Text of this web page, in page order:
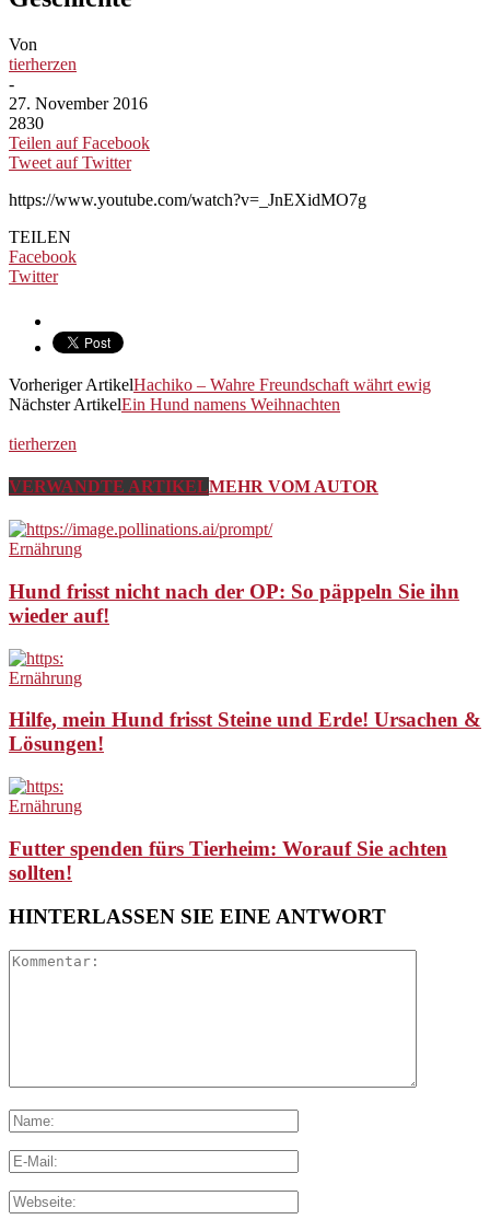
Von
tierherzen
-
27. November 2016
2830
Teilen auf Facebook
Tweet auf Twitter
https://www.youtube.com/watch?v=_JnEXidMO7g
TEILEN
Facebook
Twitter
Vorheriger ArtikelHachiko – Wahre Freundschaft währt ewig
Nächster ArtikelEin Hund namens Weihnachten
tierherzen
VERWANDTE ARTIKELMEHR VOM AUTOR
Ernährung
Hund frisst nicht nach der OP: So päppeln Sie ihn
wieder auf!
Ernährung
Hilfe, mein Hund frisst Steine und Erde! Ursachen &
Lösungen!
Ernährung
Futter spenden fürs Tierheim: Worauf Sie achten
sollten!
HINTERLASSEN SIE EINE ANTWORT